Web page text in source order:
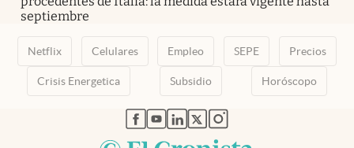
septiembre
Netflix Celulares Empleo SEPE Precios
Crisis Energetica Subsidio Horóscopo
abre en nueva pestaña
abre en nueva pestaña
abre en nueva pestaña
abre en nueva pestaña
abre en nueva pestaña